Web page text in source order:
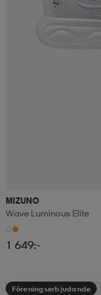
MIZUNO
Wave Luminous Elite
1 649:-
Föreningserbjudande